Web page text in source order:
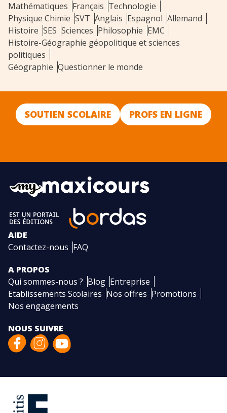
Mathématiques Français Technologie
Physique Chimie SVT Anglais Espagnol Allemand
Histoire SES Sciences Philosophie EMC
Histoire-Géographie géopolitique et sciences
politiques
Géographie Questionner le monde
SOUTIEN SCOLAIRE PROFS EN LIGNE
AIDE
Contactez-nous FAQ
A PROPOS
Qui sommes-nous ? Blog Entreprise
Etablissements Scolaires Nos offres Promotions
Nos engagements
NOUS SUIVRE